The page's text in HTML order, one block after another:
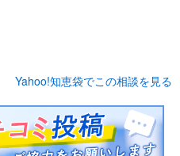
Yahoo!知恵袋でこの相談を見る